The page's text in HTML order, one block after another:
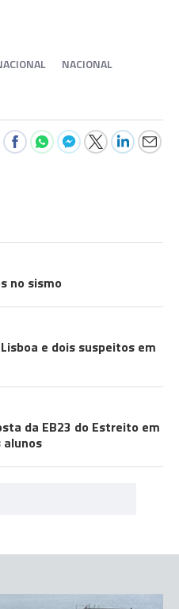
NACIONAL
no sismo
e dois suspeitos em
da EB23 do Estreito em
alunos